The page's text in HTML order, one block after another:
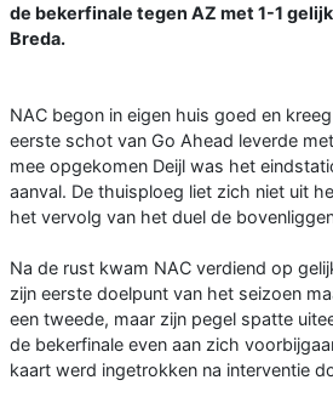
de bekerfinale tegen AZ met 1-1
Breda.
NAC begon in eigen huis goed en
eerste schot van Go Ahead leverde
mee opgekomen Deijl was het
aanval. De thuisploeg liet zich niet uit
het vervolg van het duel de
Na de rust kwam NAC verdiend op
zijn eerste doelpunt van het seizoen
een tweede, maar zijn pegel spatte
de bekerfinale even aan zich
kaart werd ingetrokken na interventie